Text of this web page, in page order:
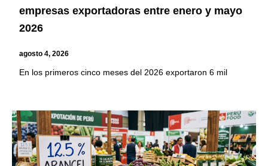
empresas exportadoras entre enero y mayo
2026
agosto 4, 2026
En los primeros cinco meses del 2026 exportaron 6 mil